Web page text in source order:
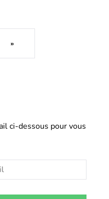
»
ci-dessous pour vous